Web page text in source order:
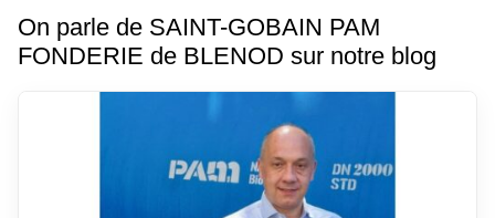
On parle de SAINT-GOBAIN PAM
FONDERIE de BLENOD sur notre blog